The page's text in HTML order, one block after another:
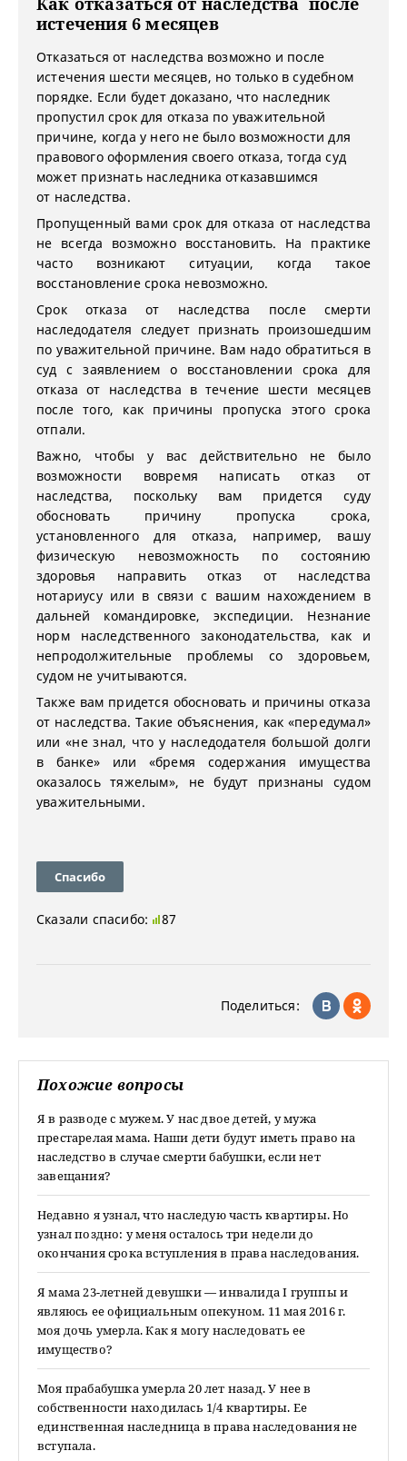
истечения 6 месяцев
Отказаться от наследства возможно и после
истечения шести месяцев, но только в судебном
порядке. Если будет доказано, что наследник
пропустил срок для отказа по уважительной
причине, когда у него не было возможности для
правового оформления своего отказа, тогда суд
может признать наследника отказавшимся
от наследства.
Пропущенный вами срок для отказа от наследства
не всегда возможно восстановить. На практике
часто возникают ситуации, когда такое
восстановление срока невозможно.
Срок отказа от наследства после смерти
наследодателя следует признать произошедшим
по уважительной причине. Вам надо обратиться в
суд с заявлением о восстановлении срока для
отказа от наследства в течение шести месяцев
после того, как причины пропуска этого срока
отпали.
Важно, чтобы у вас действительно не было
возможности вовремя написать отказ от
наследства, поскольку вам придется суду
обосновать причину пропуска срока,
установленного для отказа, например, вашу
физическую невозможность по состоянию
здоровья направить отказ от наследства
нотариусу или в связи с вашим нахождением в
дальней командировке, экспедиции. Незнание
норм наследственного законодательства, как и
непродолжительные проблемы со здоровьем,
судом не учитываются.
Также вам придется обосновать и причины отказа
от наследства. Такие объяснения, как «передумал»
или «не знал, что у наследодателя большой долги
в банке» или «бремя содержания имущества
оказалось тяжелым», не будут признаны судом
уважительными.
Спасибо
Сказали спасибо: 87
Поделиться:
Похожие вопросы
Я в разводе с мужем. У нас двое детей, у мужа
престарелая мама. Наши дети будут иметь право на
наследство в случае смерти бабушки, если нет
завещания?
Недавно я узнал, что наследую часть квартиры. Но
узнал поздно: у меня осталось три недели до
окончания срока вступления в права наследования.
Я мама 23-летней девушки — инвалида I группы и
являюсь ее официальным опекуном. 11 мая 2016 г.
моя дочь умерла. Как я могу наследовать ее
имущество?
Моя прабабушка умерла 20 лет назад. У нее в
собственности находилась 1/4 квартиры. Ее
единственная наследница в права наследования не
вступала.